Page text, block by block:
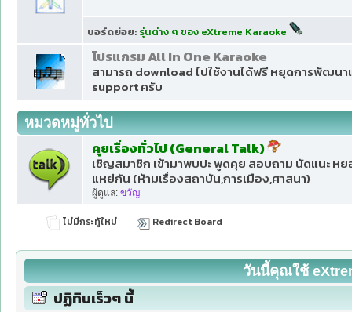
บอร์ดย่อย: รุ่นต่าง ๆ ของ eXtreme Karaoke
โปรแกรม All In One Karaoke
สามารถ download ไปใช้งานได้ฟรี หยุดการพัฒนา
support ครับ
หมวดหมู่ทั่วไป
คุยเรื่องทั่วไป (General Talk)
เชิญสมาชิก เข้ามาพบปะ พูดคุย สอบถาม นัดแนะ หย
แหย่กัน (ห้ามเรื่องสถาบัน,การเมือง,ศาสนา)
ผู้ดูแล: ขวัญ
ไม่มีกระทู้ใหม่ Redirect Board
วันนี้คุณใช้
ปฏิทินเร็วๆ นี้